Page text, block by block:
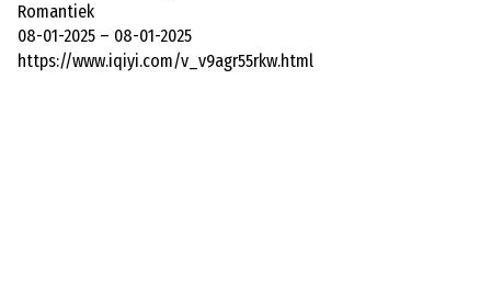
Romantiek
08-01-2025 – 08-01-2025
https://www.iqiyi.com/v_v9agr55rkw.html